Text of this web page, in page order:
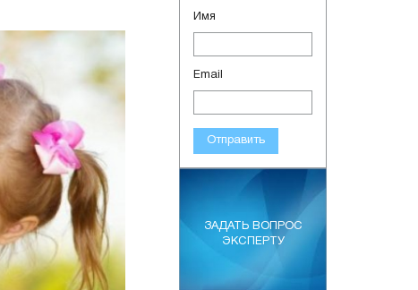
Имя
Email
Отправить
ЗАДАТЬ ВОПРОС
ЭКСПЕРТУ